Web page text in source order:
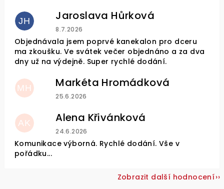
JH Jaroslava Hůrková
Hodnocení obchodu je 5 z 5 hvězdiček.
8.7.2026
Objednávala jsem poprvé kanekalon pro dceru
ma zkoušku. Ve svátek večer objednáno a za dva
dny už na výdejně. Super rychlé dodání.
MH Markéta Hromádková
Hodnocení obchodu je 5 z 5 hvězdiček.
25.6.2026
AK Alena Křivánková
Hodnocení obchodu je 5 z 5 hvězdiček.
24.6.2026
Komunikace výborná. Rychlé dodání. Vše v
pořádku...
Zobrazit další hodnocení